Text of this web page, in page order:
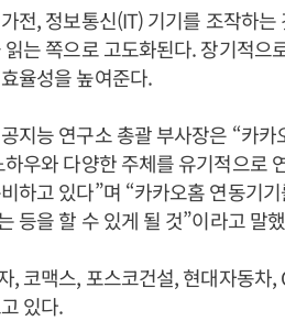
전, 정보통신(IT) 기기를 조작하
는 쪽으로 고도화된다. 장기적으
율성을 높여준다.
지능 연구소 총괄 부사장은 “카
우와 다양한 주체를 유기적으로
하고 있다”며 “카카오홈 연동기
등을 할 수 있게 될 것”이라고 말
, 코맥스, 포스코건설, 현대자동차
있다.